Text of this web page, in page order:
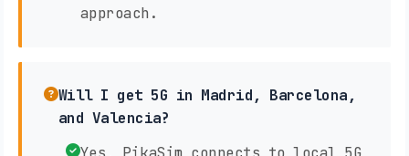
approach.
Will I get 5G in Madrid, Barcelona,
and Valencia?